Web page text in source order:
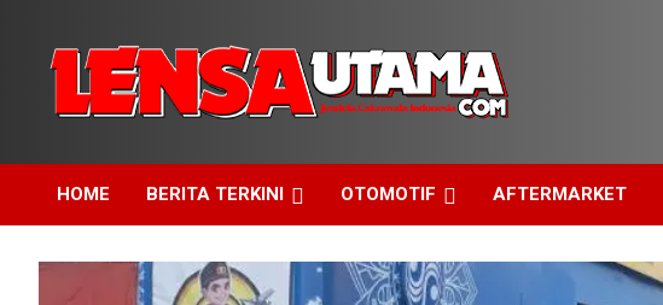
content
LensaUtama
HOME BERITA TERKINI OTOMOTIF AFTERMARKET